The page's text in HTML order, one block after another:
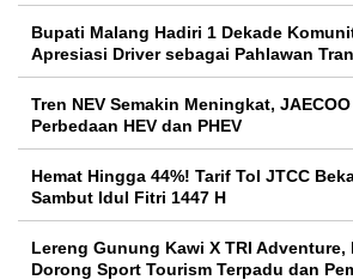
Bupati Malang Hadiri 1 Dekade
Apresiasi Driver sebagai Pahlawan
Tren NEV Semakin Meningkat,
Perbedaan HEV dan PHEV
Hemat Hingga 44%! Tarif Tol JTCC
Sambut Idul Fitri 1447 H
Lereng Gunung Kawi X TRI Adventure,
Dorong Sport Tourism Terpadu dan